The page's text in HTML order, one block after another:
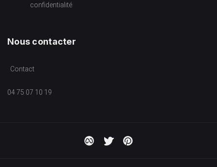
confidentialité
Nous contacter
Contact
04 75 07 10 19